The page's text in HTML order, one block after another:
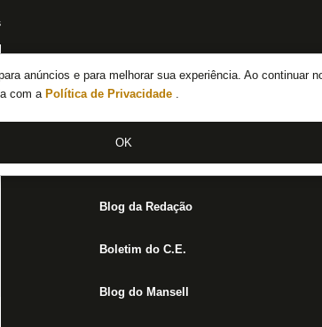
anúncios e para melhorar sua experiência. Ao continuar
com a Política de Privacidade .
OK
Notícias do Botafogo
Fórum
Jogos
Blog da Redação
Boletim do C.E.
Blog do Mansell